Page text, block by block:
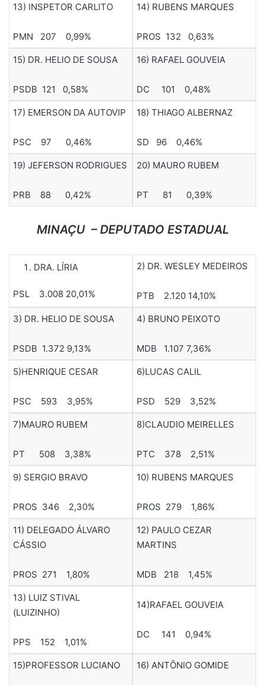
13) INSPETOR CARLITO
PMN 207 0,99%
14) RUBENS MARQUES
PROS 132 0,63%
15) DR. HELIO DE SOUSA
PSDB 121 0,58%
16) RAFAEL GOUVEIA
DC 101 0,48%
17) EMERSON DA AUTOVIP
PSC 97 0,46%
18) THIAGO ALBERNAZ
SD 96 0,46%
19) JEFERSON RODRIGUES
PRB 88 0,42%
20) MAURO RUBEM
PT 81 0,39%
MINAÇU–DEPUTADO ESTADUAL
DRA. LÍRIA
PSL 3.008 20,01%
2) DR. WESLEY MEDEIROS
PTB 2.120 14,10%
3) DR. HELIO DE SOUSA
PSDB 1.372 9,13%
4) BRUNO PEIXOTO
MDB 1.107 7,36%
5)HENRIQUE CESAR
PSC 593 3,95%
6)LUCAS CALIL
PSD 529 3,52%
7)MAURO RUBEM
PT 508 3,38%
8)CLAUDIO MEIRELLES
PTC 378 2,51%
9) SERGIO BRAVO
PROS 346 2,30%
10) RUBENS MARQUES
PROS 279 1,86%
11) DELEGADO ÁLVARO
CÁSSIO
PROS 271 1,80%
12) PAULO CEZAR
MARTINS
MDB 218 1,45%
13) LUIZ STIVAL
(LUIZINHO)
PPS 152 1,01%
14)RAFAEL GOUVEIA
DC 141 0,94%
15)PROFESSOR LUCIANO 16) ANTÔNIO GOMIDE